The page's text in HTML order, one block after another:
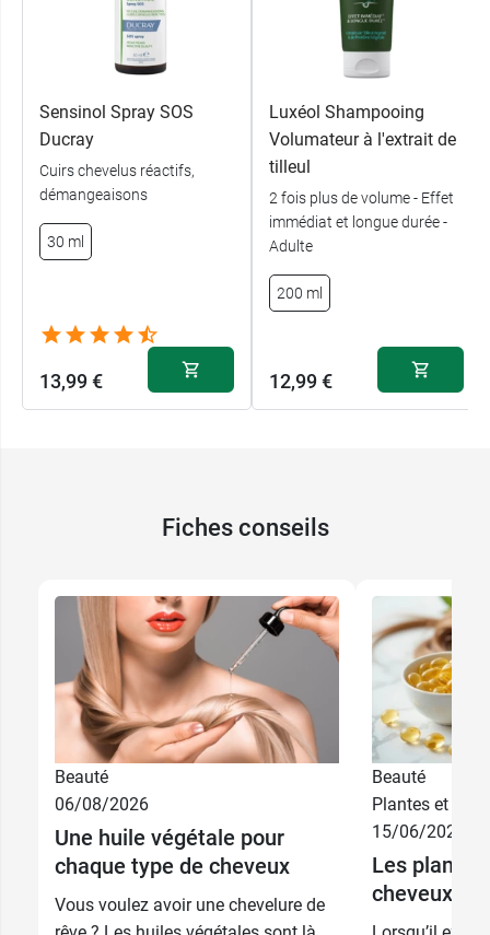
Sensinol Spray SOS
Ducray
Cuirs chevelus réactifs,
démangeaisons
30 ml
13,99 €
Luxéol Shampooing
Volumateur à l'extrait de
tilleul
2 fois plus de volume - Effet
immédiat et longue durée -
Adulte
200 ml
12,99 €
Fiches conseils
Beauté
06/08/2026
Une huile végétale pour
chaque type de cheveux
Vous voulez avoir une chevelure de
Beauté
Plantes et
15/06/2026
Les
cheveux